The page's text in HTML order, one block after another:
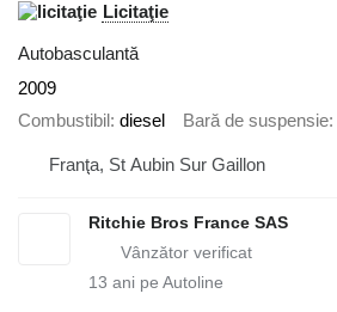
Licitaţie
Autobasculantă
2009
Combustibil diesel Bară de suspensie
Franţa, St Aubin Sur Gaillon
Ritchie Bros France SAS
13 ani pe Autoline